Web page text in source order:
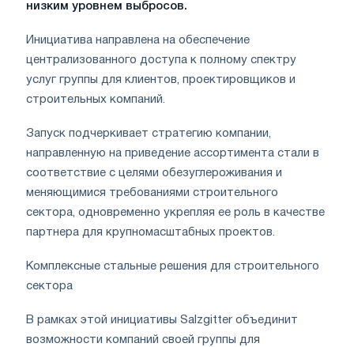
низким уровнем выбросов.
Инициатива направлена на обеспечение
централизованного доступа к полному спектру
услуг группы для клиентов, проектировщиков и
строительных компаний.
Запуск подчеркивает стратегию компании,
направленную на приведение ассортимента стали в
соответствие с целями обезуглероживания и
меняющимися требованиями строительного
сектора, одновременно укрепляя ее роль в качестве
партнера для крупномасштабных проектов.
Комплексные стальные решения для строительного
сектора
В рамках этой инициативы Salzgitter объединит
возможности компаний своей группы для